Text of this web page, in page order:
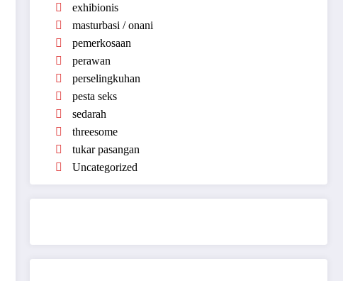
exhibionis
masturbasi / onani
pemerkosaan
perawan
perselingkuhan
pesta seks
sedarah
threesome
tukar pasangan
Uncategorized